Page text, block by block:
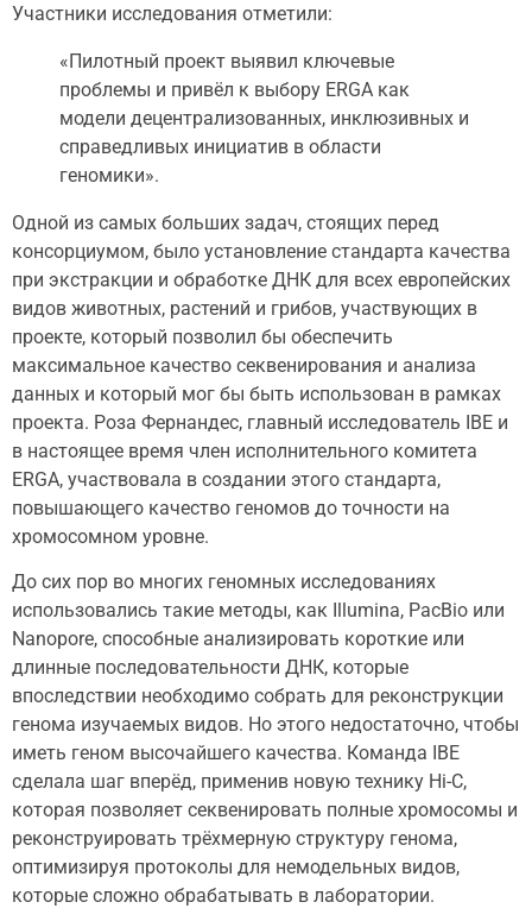
Участники исследования отметили:
«Пилотный проект выявил ключевые
проблемы и привёл к выбору ERGA как
модели децентрализованных, инклюзивных и
справедливых инициатив в области
геномики».
Одной из самых больших задач, стоящих перед
консорциумом, было установление стандарта качества
при экстракции и обработке ДНК для всех европейских
видов животных, растений и грибов, участвующих в
проекте, который позволил бы обеспечить
максимальное качество секвенирования и анализа
данных и который мог бы быть использован в рамках
проекта. Роза Фернандес, главный исследователь IBE и
в настоящее время член исполнительного комитета
ERGA, участвовала в создании этого стандарта,
повышающего качество геномов до точности на
хромосомном уровне.
До сих пор во многих геномных исследованиях
использовались такие методы, как Illumina, PacBio или
Nanopore, способные анализировать короткие или
длинные последовательности ДНК, которые
впоследствии необходимо собрать для реконструкции
генома изучаемых видов. Но этого недостаточно, чтобы
иметь геном высочайшего качества. Команда IBE
сделала шаг вперёд, применив новую технику Hi-C,
которая позволяет секвенировать полные хромосомы и
реконструировать трёхмерную структуру генома,
оптимизируя протоколы для немодельных видов,
которые сложно обрабатывать в лаборатории.